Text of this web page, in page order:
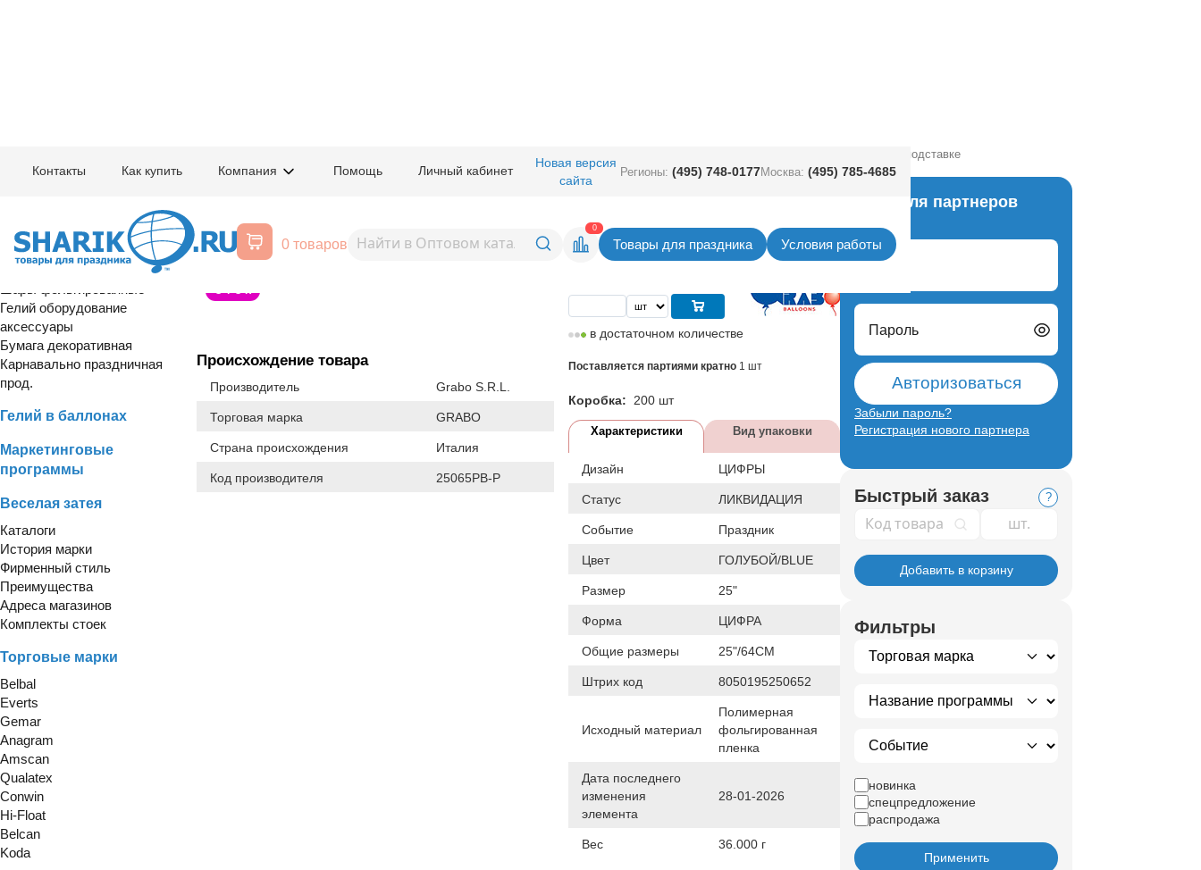
Контакты Как купить Компания Помощь Личный кабинет
Новая версия
сайта
Регионы: (495) 748-0177Москва: (495) 785-4685
0 товаров
0
Товары для праздника Условия работы
Г ЦИФРА 5 25" Pastel Blue на подставке
Расширенный поиск
Шары латексные
Гелий оборудование
аксессуары
Бумага декоративная
Карнавально праздничная
прод.
Гелий в баллонах
Маркетинговые
программы
Веселая затея
Каталоги
История марки
Фирменный стиль
Преимущества
Адреса магазинов
Комплекты стоек
Торговые марки
Belbal
Everts
Gemar
Anagram
Amscan
Qualatex
Conwin
Hi-Float
Belcan
Koda
1207-4269
на подставке
Вернуться в раздел Фигура цифра на подставке
С Т О К
Происхождение товара
Производитель Grabo S.R.L.
Торговая марка GRABO
Страна происхождения Италия
Код производителя 25065PB-P
в достаточном количестве
Поставляется партиями кратно 1 шт
Коробка: 200 шт
Характеристики Вид упаковки
Дизайн ЦИФРЫ
Статус ЛИКВИДАЦИЯ
Событие Праздник
Цвет ГОЛУБОЙ/BLUE
Размер 25"
Форма ЦИФРА
Общие размеры 25"/64CM
Штрих код 8050195250652
Исходный материал
Полимерная
фольгированная
пленка
Дата последнего
изменения
элемента
28-01-2026
Вес 36.000 г
Вход для партнеров
Логин
Пароль
Авторизоваться
Забыли пароль?
Регистрация нового партнера
Быстрый заказ ?
Код товара
Добавить в корзину
Фильтры
новинка
спецпредложение
распродажа
Применить